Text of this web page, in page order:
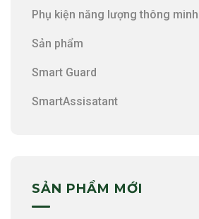
Phụ kiện năng lượng thông minh
Sản phẩm
Smart Guard
SmartAssisatant
SẢN PHẨM MỚI